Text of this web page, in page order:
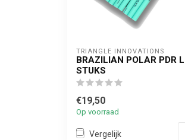
TRIANGLE INNOVATIONS
BRAZILIAN POLAR PDR
STUKS
€19,50
Op voorraad
Vergelijk